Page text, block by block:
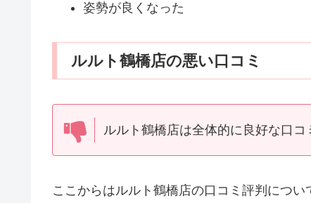
姿勢が良くなった
ルルト鶴橋店の悪い口コミ
ルルト鶴橋店は全体的に良好な口コ
ここからはルルト鶴橋店の口コミ評判につ